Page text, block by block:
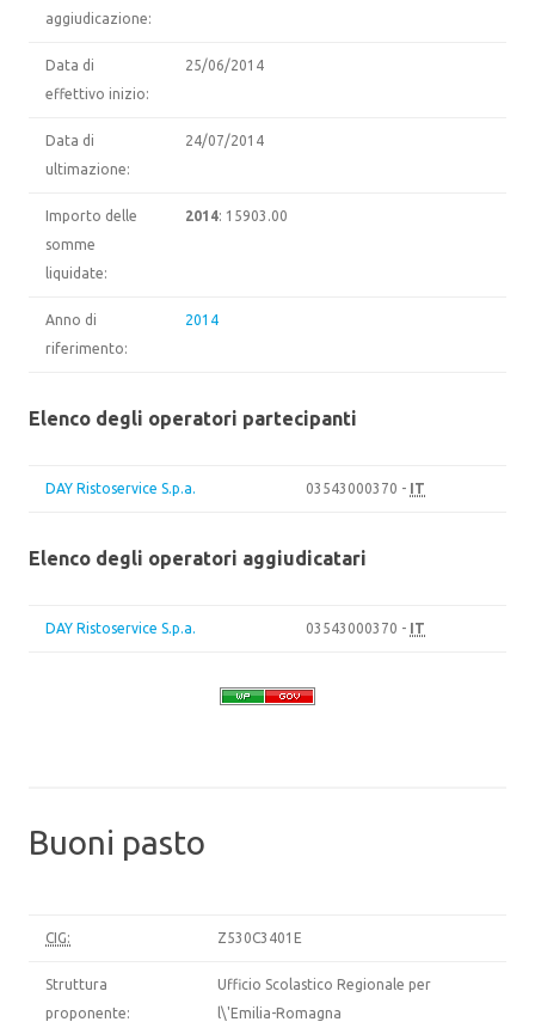
aggiudicazione:
Data di
effettivo inizio:
25/06/2014
Data di
ultimazione:
24/07/2014
Importo delle
somme
liquidate:
2014: 15903.00
Anno di
riferimento:
2014
Elenco degli operatori partecipanti
DAY Ristoservice S.p.a. 03543000370 - IT
Elenco degli operatori aggiudicatari
DAY Ristoservice S.p.a. 03543000370 - IT
Buoni pasto
CIG: Z530C3401E
Struttura
proponente:
Ufficio Scolastico Regionale per
l\'Emilia-Romagna